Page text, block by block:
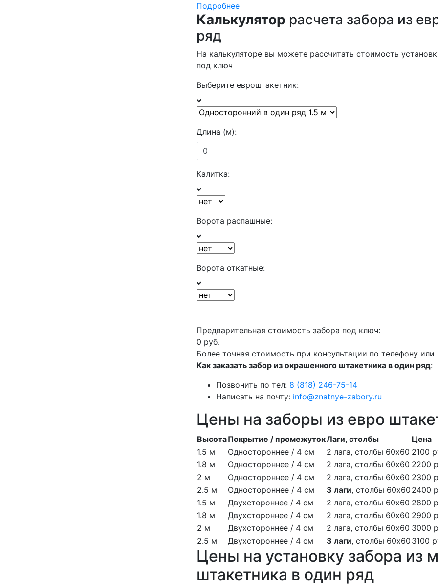
Подробнее
Калькулятор расчета забора из
ряд
На калькуляторе вы можете рассчитать стоимость
под ключ
Выберите евроштакетник:
Длина (м):
Калитка:
Ворота распашные:
Ворота откатные:
Предварительная стоимость забора под ключ:
0 руб.
Более точная стоимость при консультации по телефону или
Как заказать забор из окрашенного штакетника в один ряд:
Позвонить по тел: 8 (818) 246-75-14
Написать на почту: info@znatnye-zabory.ru
Цены на заборы из евро
ВысотаПокрытие / промежутокЛаги, столбы
Цена
1.5 м
Одностороннее / 4 см 2 лага, столбы 60х60 2100
1.8 м
Одностороннее / 4 см 2 лага, столбы 60х60 2200
2 м
Одностороннее / 4 см 2 лага, столбы 60х60 2300
2.5 м
Одностороннее / 4 см 3 лаги, столбы 60х60 2400
1.5 м
Двухстороннее / 4 см 2 лага, столбы 60х60 2800
1.8 м
Двухстороннее / 4 см 2 лага, столбы 60х60 2900
2 м
Двухстороннее / 4 см 2 лага, столбы 60х60 3000
2.5 м
Двухстороннее / 4 см 3 лаги, столбы 60х60 3100
Цены на установку забора из
штакетника в один ряд